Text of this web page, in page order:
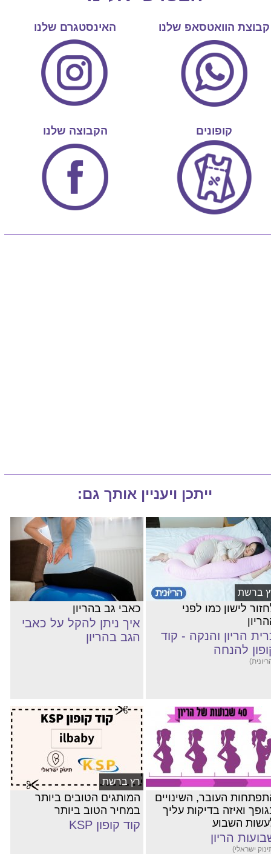
קבוצת הוואטסאפ שלנו האינסטגרם שלנו
קופונים הקבוצה שלנו
ייתכן ויעניין אותך גם:
ברשת
לישון כמו לפני
הריון והנקה - קוד
להנחה
כאבי גב בהריון
איך ניתן להקל על כאבי
הגב בהריון
העובר, השינויים
ואיזה בדיקות עליך
השבוע
הריון
ישראלי)
רץ ברשת
המותגים הטובים ביותר
במחיר הטוב ביותר
קוד קופון KSP